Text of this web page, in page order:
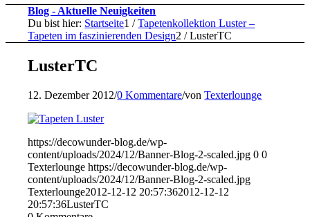
Blog - Aktuelle Neuigkeiten
Du bist hier: Startseite1 / Tapetenkollektion Luster –
Tapeten im faszinierenden Design2 / LusterTC
LusterTC
12. Dezember 2012/0 Kommentare/vonTexterlounge
https://decowunder-blog.de/wp-
content/uploads/2024/12/Banner-Blog-2-scaled.jpg 0 0
Texterlounge https://decowunder-blog.de/wp-
content/uploads/2024/12/Banner-Blog-2-scaled.jpg
Texterlounge2012-12-12 20:57:362012-12-12
20:57:36LusterTC